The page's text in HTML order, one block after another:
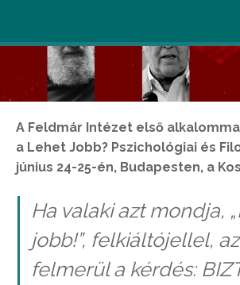
A Feldmár Intézet első
a Lehet Jobb? Pszichológiai és
június 24-25-én, Budapesten, a
Ha valaki azt mondja,
jobb!”, felkiáltójellel,
felmerül a kérdés: